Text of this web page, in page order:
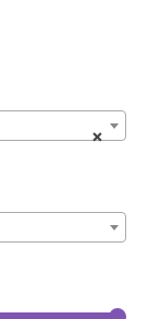
×